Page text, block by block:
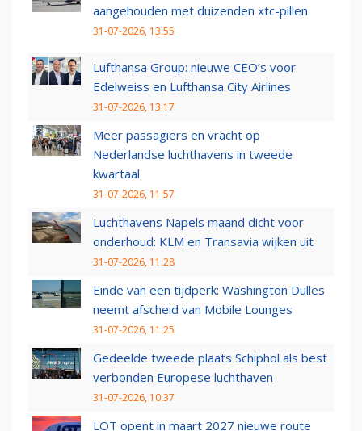
aangehouden met duizenden xtc-pillen
31-07-2026, 13:55
Lufthansa Group: nieuwe CEO’s voor
Edelweiss en Lufthansa City Airlines
31-07-2026, 13:17
Meer passagiers en vracht op
Nederlandse luchthavens in tweede
kwartaal
31-07-2026, 11:57
Luchthavens Napels maand dicht voor
onderhoud: KLM en Transavia wijken uit
31-07-2026, 11:28
Einde van een tijdperk: Washington Dulles
neemt afscheid van Mobile Lounges
31-07-2026, 11:25
Gedeelde tweede plaats Schiphol als best
verbonden Europese luchthaven
31-07-2026, 10:37
LOT opent in maart 2027 nieuwe route